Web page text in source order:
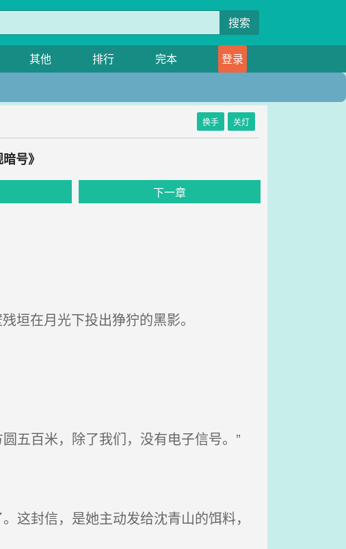
搜索
其他 排行 完本
登录
换手 关灯
号》
下一章
垣在月光下投出狰狞的黑影。
五百米，除了我们，没有电子信号。”
这封信，是她主动发给沈青山的饵料，